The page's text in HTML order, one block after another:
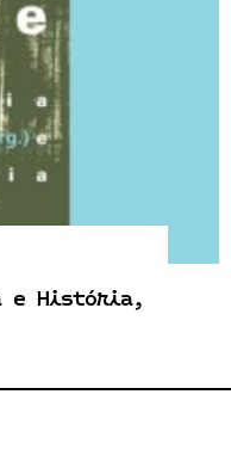
e História,